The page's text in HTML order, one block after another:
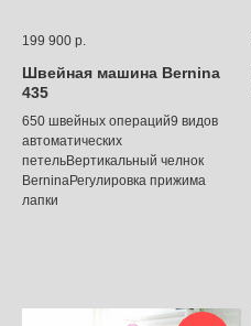
199 900 р.
Швейная машина Bernina
435
650 швейных операций9 видов
автоматических
петельВертикальный челнок
BerninaРегулировка прижима
лапки